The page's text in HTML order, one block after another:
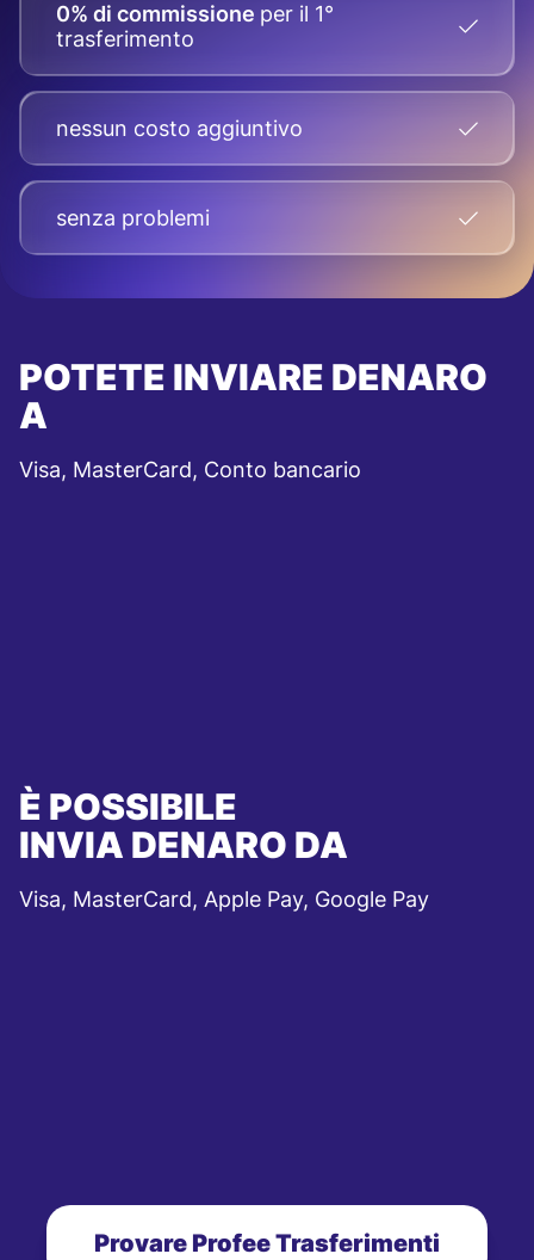
0% di commissione per il 1°
trasferimento
nessun costo aggiuntivo
senza problemi
POTETE INVIARE DENARO
A
Visa, MasterCard, Conto bancario
È POSSIBILE
INVIA DENARO DA
Visa, MasterCard, Apple Pay, Google Pay
Provare Profee Trasferimenti